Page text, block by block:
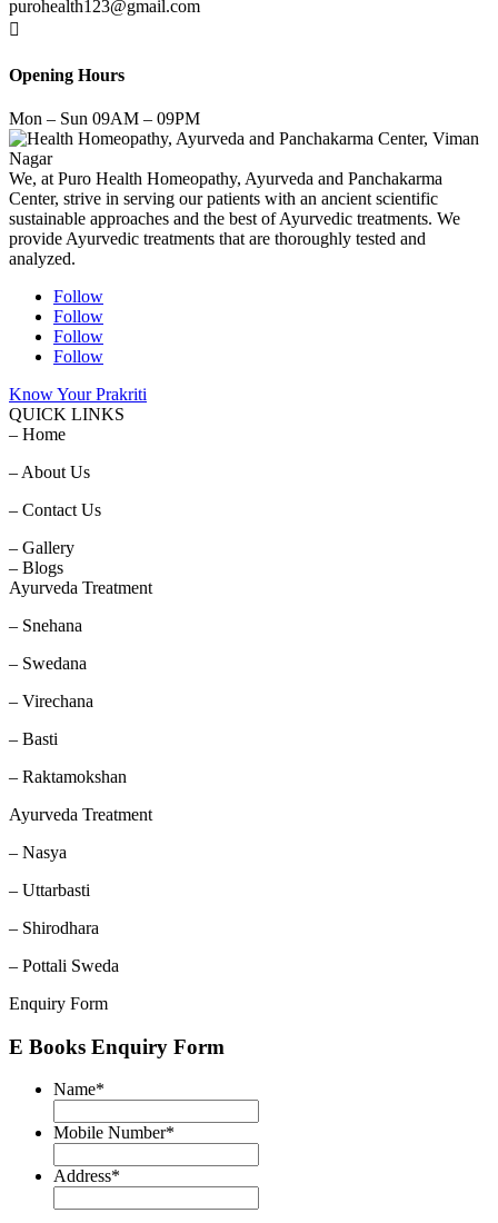
purohealth123@gmail.com

Opening Hours
Mon – Sun 09AM – 09PM
We, at Puro Health Homeopathy, Ayurveda and Panchakarma
Center, strive in serving our patients with an ancient scientific
sustainable approaches and the best of Ayurvedic treatments. We
provide Ayurvedic treatments that are thoroughly tested and
analyzed.
Follow
Follow
Follow
Follow
Know Your Prakriti
QUICK LINKS
– Home
– About Us
– Contact Us
– Gallery
– Blogs
Ayurveda Treatment
– Snehana
– Swedana
– Virechana
– Basti
– Raktamokshan
Ayurveda Treatment
– Nasya
– Uttarbasti
– Shirodhara
– Pottali Sweda
Enquiry Form
E Books Enquiry Form
Name*
Mobile Number*
Address*